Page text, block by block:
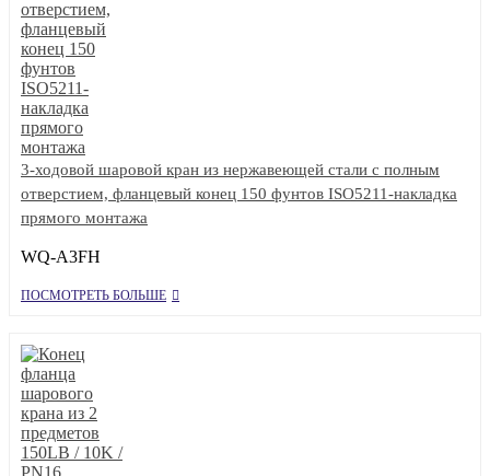
3-ходовой шаровой кран из нержавеющей стали с полным
отверстием, фланцевый конец 150 фунтов ISO5211-накладка
прямого монтажа
WQ-A3FH
ПОСМОТРЕТЬ БОЛЬШЕ